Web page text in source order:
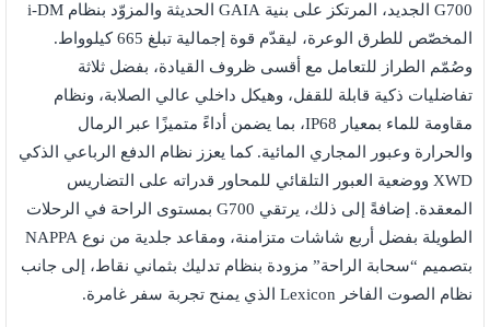
G700 الجديد، المرتكز على بنية GAIA الحديثة والمزوّد بنظام i-DM
المخصّص للطرق الوعرة، ليقدّم قوة إجمالية تبلغ 665 كيلوواط.
وصُمّم الطراز للتعامل مع أقسى ظروف القيادة، بفضل ثلاثة
تفاضليات ذكية قابلة للقفل، وهيكل داخلي عالي الصلابة، ونظام
مقاومة للماء بمعيار IP68، بما يضمن أداءً متميزًا عبر الرمال
والحرارة وعبور المجاري المائية. كما يعزز نظام الدفع الرباعي الذكي
XWD ووضعية العبور التلقائي للمحاور قدراته على التضاريس
المعقدة. إضافةً إلى ذلك، يرتقي G700 بمستوى الراحة في الرحلات
الطويلة بفضل أربع شاشات متزامنة، ومقاعد جلدية من نوع NAPPA
بتصميم “سحابة الراحة” مزودة بنظام تدليك بثماني نقاط، إلى جانب
نظام الصوت الفاخر Lexicon الذي يمنح تجربة سفر غامرة.